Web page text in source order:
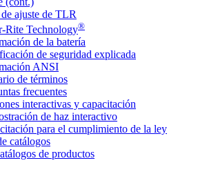
ajuste de TLR
Rite Technology®
de la batería
de seguridad explicada
ANSI
de términos
frecuentes
interactivas y capacitación
de haz interactivo
para el cumplimiento de la ley
catálogos
de productos